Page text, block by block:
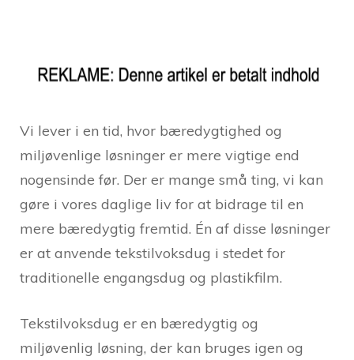
Vi lever i en tid, hvor bæredygtighed og
miljøvenlige løsninger er mere vigtige end
nogensinde før. Der er mange små ting, vi kan
gøre i vores daglige liv for at bidrage til en
mere bæredygtig fremtid. Én af disse løsninger
er at anvende tekstilvoksdug i stedet for
traditionelle engangsdug og plastikfilm.
Tekstilvoksdug er en bæredygtig og
miljøvenlig løsning, der kan bruges igen og